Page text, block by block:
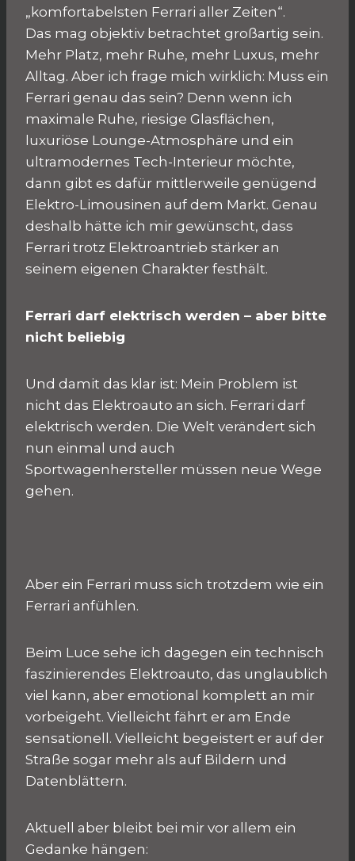
„komfortabelsten Ferrari aller Zeiten“.
Das mag objektiv betrachtet großartig sein.
Mehr Platz, mehr Ruhe, mehr Luxus, mehr
Alltag. Aber ich frage mich wirklich: Muss ein
Ferrari genau das sein? Denn wenn ich
maximale Ruhe, riesige Glasflächen,
luxuriöse Lounge-Atmosphäre und ein
ultramodernes Tech-Interieur möchte,
dann gibt es dafür mittlerweile genügend
Elektro-Limousinen auf dem Markt. Genau
deshalb hätte ich mir gewünscht, dass
Ferrari trotz Elektroantrieb stärker an
seinem eigenen Charakter festhält.
Ferrari darf elektrisch werden – aber bitte
nicht beliebig
Und damit das klar ist: Mein Problem ist
nicht das Elektroauto an sich. Ferrari darf
elektrisch werden. Die Welt verändert sich
nun einmal und auch
Sportwagenhersteller müssen neue Wege
gehen.
Aber ein Ferrari muss sich trotzdem wie ein
Ferrari anfühlen.
Beim Luce sehe ich dagegen ein technisch
faszinierendes Elektroauto, das unglaublich
viel kann, aber emotional komplett an mir
vorbeigeht. Vielleicht fährt er am Ende
sensationell. Vielleicht begeistert er auf der
Straße sogar mehr als auf Bildern und
Datenblättern.
Aktuell aber bleibt bei mir vor allem ein
Gedanke hängen: